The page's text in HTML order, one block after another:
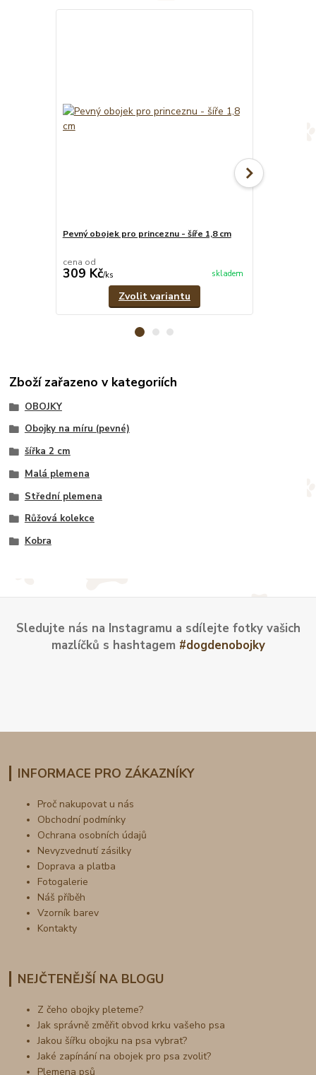
Pevný obojek pro princeznu - šíře 1,8 cm
cena od
309 Kč/ks skladem
Zvolit variantu
Zboží zařazeno v kategoriích
OBOJKY
Obojky na míru (pevné)
šířka 2 cm
Malá plemena
Střední plemena
Růžová kolekce
Kobra
Sledujte nás na Instagramu a sdílejte fotky vašich
mazlíčků s hashtagem #dogdenobojky
INFORMACE PRO ZÁKAZNÍKY
Proč nakupovat u nás
Obchodní podmínky
Ochrana osobních údajů
Nevyzvednutí zásilky
Doprava a platba
Fotogalerie
Náš příběh
Vzorník barev
Kontakty
NEJČTENĚJŠÍ NA BLOGU
Z čeho obojky pleteme?
Jak správně změřit obvod krku vašeho psa
Jakou šířku obojku na psa vybrat?
Jaké zapínání na obojek pro psa zvolit?
Plemena psů